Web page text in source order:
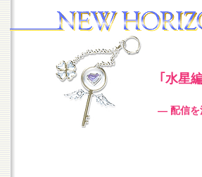
｢水星
― 配信を